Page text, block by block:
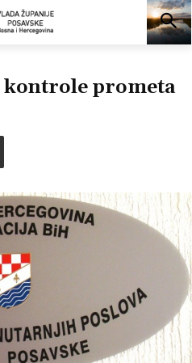
kontrole prometa